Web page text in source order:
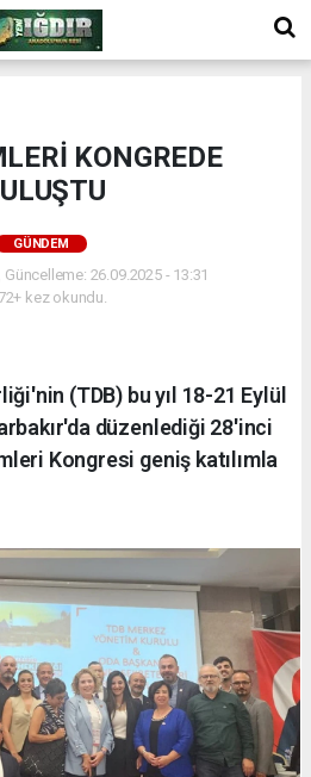
KONGREDE
GÜNDEM
26.09.2025 - 13:31
kez okundu.
(TDB) bu yıl 18-21 Eylül
düzenlediği 28'inci
Kongresi geniş katılımla